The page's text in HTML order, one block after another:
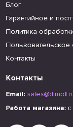
Блог
Гарантийное и
Политика
Пользовательское
Контакты
Контакты
Email:
Работа магазина: